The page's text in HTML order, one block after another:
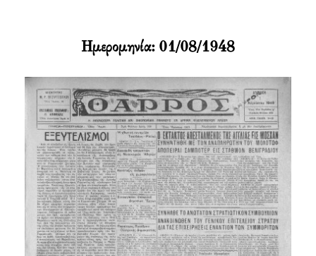
Ημερομηνία: 01/08/1948